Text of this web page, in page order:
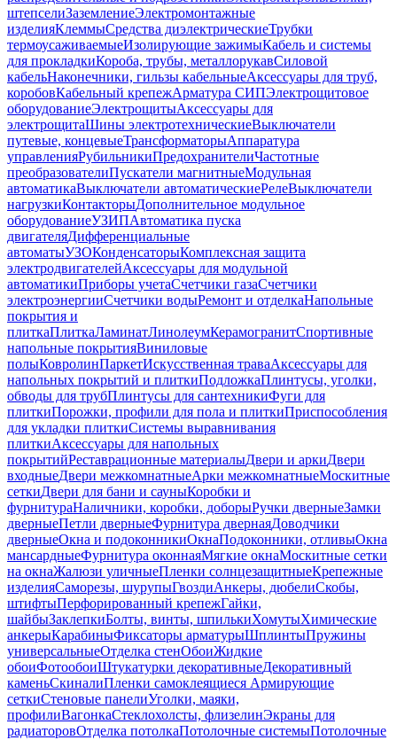
штепселиЗаземлениеЭлектромонтажные
изделияКлеммыСредства диэлектрическиеТрубки
термоусаживаемыеИзолирующие зажимыКабель и системы
для прокладкиКороба, трубы, металлорукавСиловой
кабельНаконечники, гильзы кабельныеАксессуары для труб,
коробовКабельный крепежАрматура СИПЭлектрощитовое
оборудованиеЭлектрощитыАксессуары для
электрощитаШины электротехническиеВыключатели
путевые, концевыеТрансформаторыАппаратура
управленияРубильникиПредохранителиЧастотные
преобразователиПускатели магнитныеМодульная
автоматикаВыключатели автоматическиеРелеВыключатели
нагрузкиКонтакторыДополнительное модульное
оборудованиеУЗИПАвтоматика пуска
двигателяДифференциальные
автоматыУЗОКонденсаторыКомплексная защита
электродвигателейАксессуары для модульной
автоматикиПриборы учетаСчетчики газаСчетчики
электроэнергииСчетчики водыРемонт и отделкаНапольные
покрытия и
плиткаПлиткаЛаминатЛинолеумКерамогранитСпортивные
напольные покрытияВиниловые
полыКовролинПаркетИскусственная траваАксессуары для
напольных покрытий и плиткиПодложкаПлинтусы, уголки,
обводы для трубПлинтусы для сантехникиФуги для
плиткиПорожки, профили для пола и плиткиПриспособления
для укладки плиткиСистемы выравнивания
плиткиАксессуары для напольных
покрытийРеставрационные материалыДвери и аркиДвери
входныеДвери межкомнатныеАрки межкомнатныеМоскитные
сеткиДвери для бани и сауныКоробки и
фурнитураНаличники, коробки, доборыРучки дверныеЗамки
дверныеПетли дверныеФурнитура двернаяДоводчики
дверныеОкна и подоконникиОкнаПодоконники, отливыОкна
мансардныеФурнитура оконнаяМягкие окнаМоскитные сетки
на окнаЖалюзи уличныеПленки солнцезащитныеКрепежные
изделияСаморезы, шурупыГвоздиАнкеры, дюбелиСкобы,
штифтыПерфорированный крепежГайки,
шайбыЗаклепкиБолты, винты, шпилькиХомутыХимические
анкерыКарабиныФиксаторы арматурыШплинтыПружины
универсальныеОтделка стенОбоиЖидкие
обоиФотообоиШтукатурки декоративныеДекоративный
каменьСкиналиПленки самоклеящиеся Армирующие
сеткиСтеновые панелиУголки, маяки,
профилиВагонкаСтеклохолсты, флизелинЭкраны для
радиаторовОтделка потолкаПотолочные системыПотолочные